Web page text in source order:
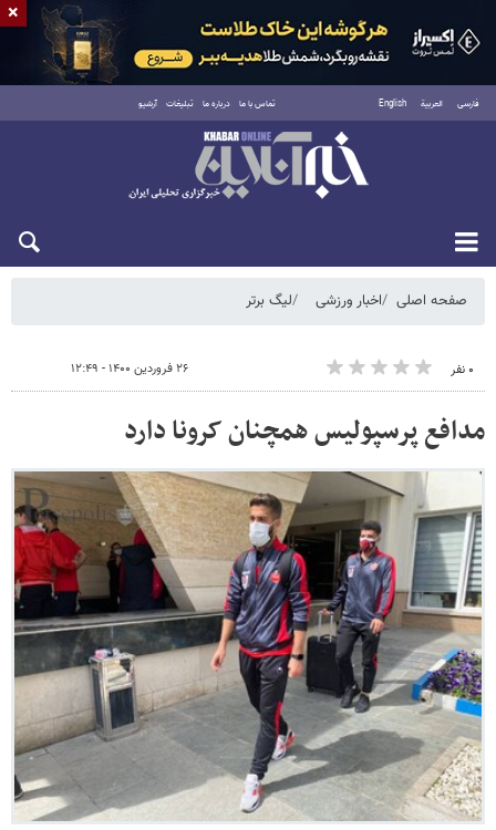
فارسی العربية English تماس با ما درباره ما تبلیغات آرشیو
شنبه ۱۷ مرداد ۱۴۰۵
صفحه اصلی اخبار ورزشی لیگ برتر
۰ نفر ۲۶ فروردین ۱۴۰۰ - ۱۲:۴۹
مدافع پرسپولیس همچنان کرونا دارد
×